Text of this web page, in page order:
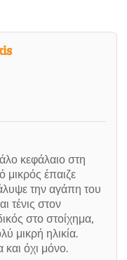
κεφάλαιο στη
έπαιζε
την αγάπη του
τένις στον
στο στοίχημα,
μικρή ηλικία.
όχι μόνο.